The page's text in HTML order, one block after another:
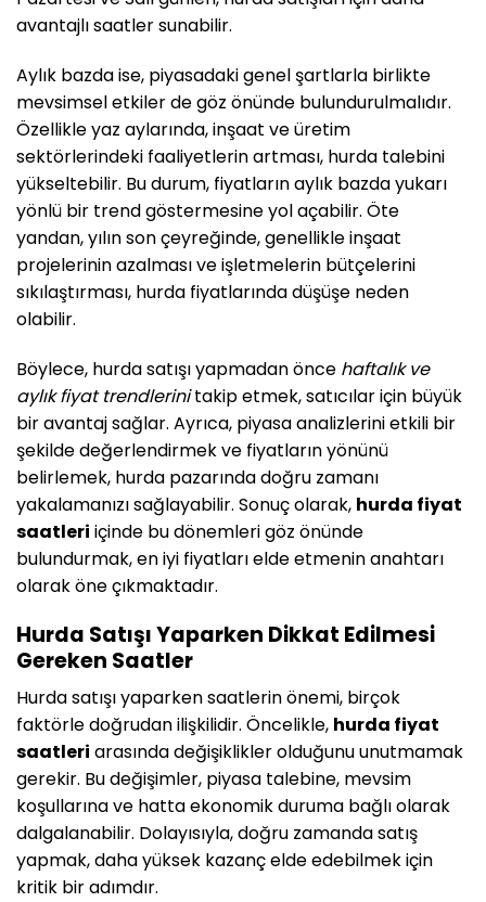
avantajlı saatler sunabilir.
Aylık bazda ise, piyasadaki genel şartlarla birlikte
mevsimsel etkiler de göz önünde bulundurulmalıdır.
Özellikle yaz aylarında, inşaat ve üretim
sektörlerindeki faaliyetlerin artması, hurda talebini
yükseltebilir. Bu durum, fiyatların aylık bazda yukarı
yönlü bir trend göstermesine yol açabilir. Öte
yandan, yılın son çeyreğinde, genellikle inşaat
projelerinin azalması ve işletmelerin bütçelerini
sıkılaştırması, hurda fiyatlarında düşüşe neden
olabilir.
Böylece, hurda satışı yapmadan önce haftalık ve
aylık fiyat trendlerinitakip etmek, satıcılar için büyük
bir avantaj sağlar. Ayrıca, piyasa analizlerini etkili bir
şekilde değerlendirmek ve fiyatların yönünü
belirlemek, hurda pazarında doğru zamanı
yakalamanızı sağlayabilir. Sonuç olarak, hurda fiyat
saatleri içinde bu dönemleri göz önünde
bulundurmak, en iyi fiyatları elde etmenin anahtarı
olarak öne çıkmaktadır.
Hurda Satışı Yaparken Dikkat Edilmesi
Gereken Saatler
Hurda satışı yaparken saatlerin önemi, birçok
faktörle doğrudan ilişkilidir. Öncelikle, hurda fiyat
saatleri arasında değişiklikler olduğunu unutmamak
gerekir. Bu değişimler, piyasa talebine, mevsim
koşullarına ve hatta ekonomik duruma bağlı olarak
dalgalanabilir. Dolayısıyla, doğru zamanda satış
yapmak, daha yüksek kazanç elde edebilmek için
kritik bir adımdır.